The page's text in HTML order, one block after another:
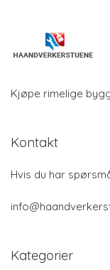
Kjøpe rimelige
Kontakt
Hvis du har
Kategorier